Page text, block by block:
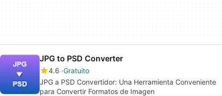
JPG to PSD Converter
4.6 Gratuito
JPG a PSD Convertidor: Una Herramienta Conveniente
para Convertir Formatos de Imagen